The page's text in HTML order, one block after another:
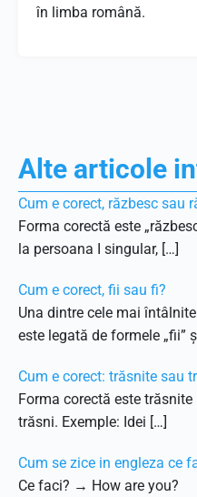
în limba română.
Alte articole
Cum e corect, răzbesc sau
Forma corectă este
la persoana I singular, […]
Cum e corect, fii sau fi?
Una dintre cele mai
este legată de formele „fii”
Cum e corect: trăsnite sau
Forma corectă este
trăsni. Exemple: Idei […]
Cum se zice in engleza ce
Ce faci? → How are you?